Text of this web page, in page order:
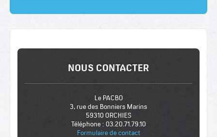
NOUS CONTACTER
Le PACBO
3, rue des Bonniers Marins
59310 ORCHIES
Téléphone : 03.20.71.79.10
Formulaire de contact